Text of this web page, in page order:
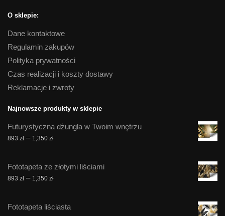
O sklepie:
Dane kontaktowe
Regulamin zakupów
Polityka prywatności
Czas realizacji i koszty dostawy
Reklamacje i zwroty
Najnowsze produkty w sklepie
Futurystyczna dżungla w Twoim wnętrzu
893 zł – 1,350 złZakres
893 zł
do
Fototapeta ze złotymi liściami
893 zł – 1,350 złZakres
893 zł
Fototapeta liściasta